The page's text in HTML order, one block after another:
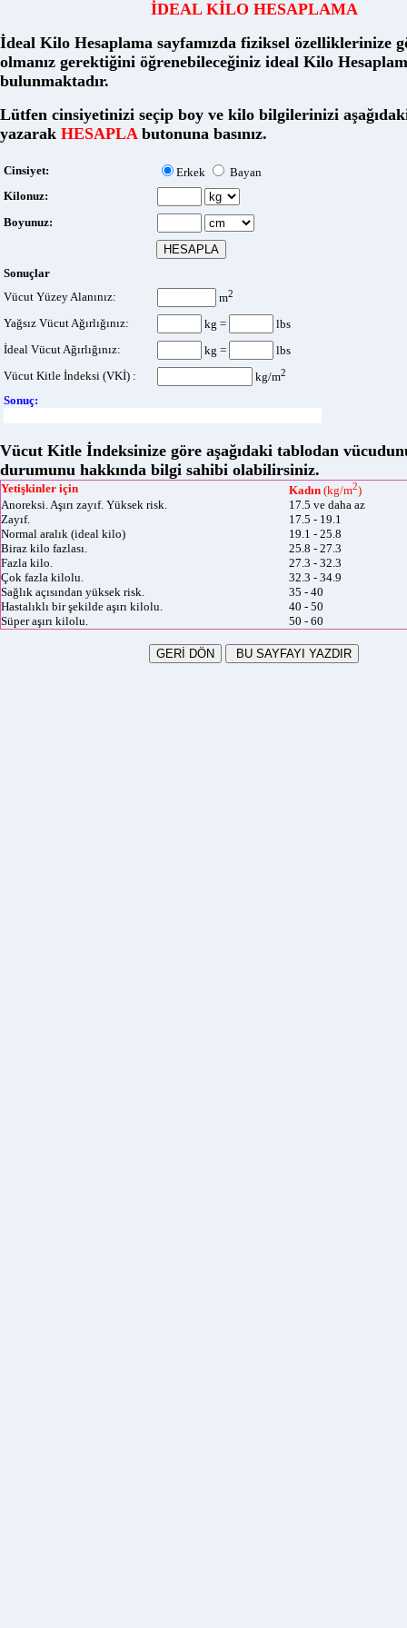
İDEAL KİLO HESAPLAMA
İdeal Kilo Hesaplama sayfamızda fiziksel özelliklerinize
olmanız gerektiğini öğrenebileceğiniz ideal Kilo
bulunmaktadır.
Lütfen cinsiyetinizi seçip boy ve kilo bilgilerinizi
yazarak HESAPLA butonuna basınız.
Cinsiyet: Erkek
Bayan
Kilonuz:
Boyunuz:
Sonuçlar
Vücut Yüzey Alanınız:
m2
Yağsız Vücut Ağırlığınız: kg =
lbs
İdeal Vücut Ağırlığınız:
kg =
lbs
Vücut Kitle İndeksi (VKİ) :
kg/m2
Sonuç:
Vücut Kitle İndeksinize göre aşağıdaki tablodan
durumunu hakkında bilgi sahibi olabilirsiniz.
Yetişkinler için Kadın (kg/m2)
Anoreksi. Aşırı zayıf. Yüksek risk.
17.5 ve daha az
Zayıf.
17.5 - 19.1
Normal aralık (ideal kilo)
19.1 - 25.8
Biraz kilo fazlası.
25.8 - 27.3
Fazla kilo.
27.3 - 32.3
Çok fazla kilolu.
32.3 - 34.9
Sağlık açısından yüksek risk.
35 - 40
Hastalıklı bir şekilde aşırı kilolu.
40 - 50
Süper aşırı kilolu.
50 - 60